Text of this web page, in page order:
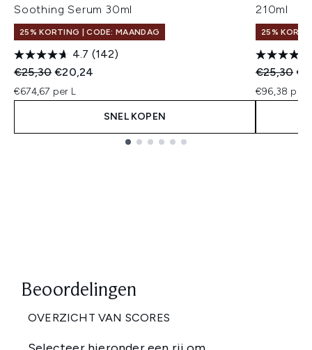
Soothing Serum 30ml
25% KORTING | CODE: MAANDAG
4.7 (142)
Recommended Retail Price:
€25,30Huidige prijs:
€20,24
€674,67 per L
SNEL KOPEN
210ml
25%
€25,30
€96,38 per